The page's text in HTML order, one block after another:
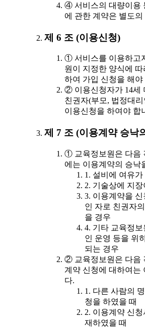
④ 서비스의 대량이용
에 관한 계약은 별도
제 6 조 (이용신청)
① 서비스를 이용하고
원이 지정한 양식에
하여 가입 신청을 해야
② 이용신청자가 14세
친권자(부모, 법정대
이용신청을 하여야 합
제 7 조 (이용계약 승낙
① 교육정보원은 다음
에는 이용계약의 승낙
1. 설비에 여유
2. 기술상에 지
3. 이용계약을
인 자로 친권자
을 경우
4. 기타 교육정
인 운영 등을 위
되는 경우
② 교육정보원은 다음
계약 신청에 대하여는
다.
1. 다른 사람의
청을 하였을 때
2. 이용계약 신청
재하였을 때